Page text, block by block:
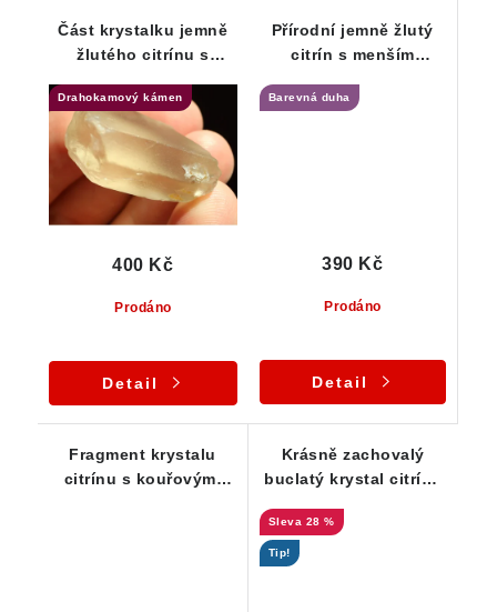
Část krystalku jemně
žlutého citrínu s
tóny
Drahokamový kámen
Prodáno
400 Kč
Detail
Přírodní jemně žlutý
citrín s menším
Barevná duha
Prodáno
390 Kč
Detail
Fragment krystalu
citrínu s kouřovými
Krásně zachovalý
buclatý krystal citrínu
povrchem a
výraznějším kouřovým
28 %
Tip!